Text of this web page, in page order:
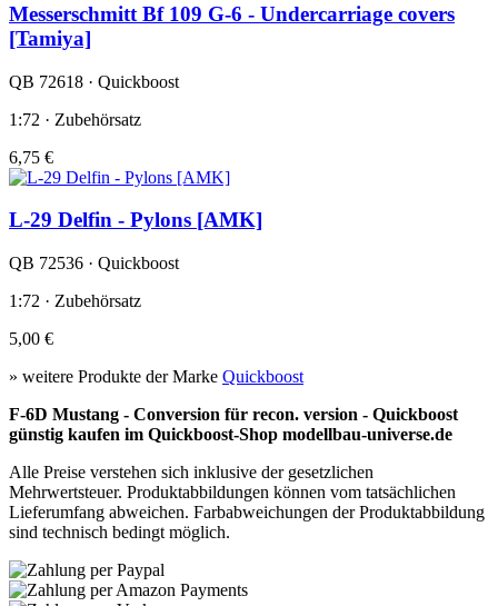
Messerschmitt Bf 109 G-6 - Undercarriage covers
[Tamiya]
QB 72618 · Quickboost
1:72 · Zubehörsatz
6,75 €
L-29 Delfin - Pylons [AMK]
QB 72536 · Quickboost
1:72 · Zubehörsatz
5,00 €
» weitere Produkte der Marke Quickboost
F-6D Mustang - Conversion für recon. version - Quickboost
günstig kaufen im Quickboost-Shop modellbau-universe.de
Alle Preise verstehen sich inklusive der gesetzlichen
Mehrwertsteuer. Produktabbildungen können vom tatsächlichen
Lieferumfang abweichen. Farbabweichungen der Produktabbildung
sind technisch bedingt möglich.